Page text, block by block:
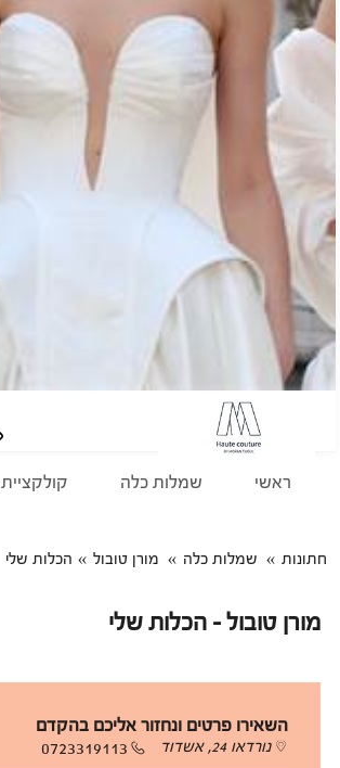
ראשי שמלות כלה קולקציית 2027
חתונות שמלות כלה מורן טובול הכלות שלי
מורן טובול - הכלות שלי
השאירו פרטים ונחזור אליכם בהקדם
נורדאו 24, אשדוד 0723319113